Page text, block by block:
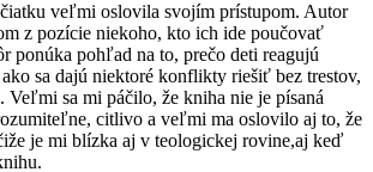
veľmi oslovila svojím prístupom. Autor
z pozície niekoho, kto ich ide poučovať
ponúka pohľad na to, prečo deti reagujú
sa dajú niektoré konflikty riešiť bez trestov,
sa mi páčilo, že kniha nie je písaná
citlivo a veľmi ma oslovilo aj to, že
je mi blízka aj v teologickej rovine,aj keď